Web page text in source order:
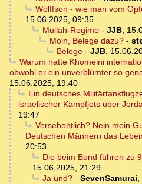
Wolffson - wie man vom
15.06.2025, 09:35
Mullah-Regime- JJB,
Moin, Belege dazu?-
Belege- JJB,
Warum hatte Khomeini
obwohl er ein unverblümter so
15.06.2025, 19:40
Ein deutsches
israelischer Kampfjets über
19:47
Versehentlich? Nein mein
Deutschen Männern das
20:53
Die beim Bund führen zu
15.06.2025, 21:29
Ja und?- SevenSamurai,